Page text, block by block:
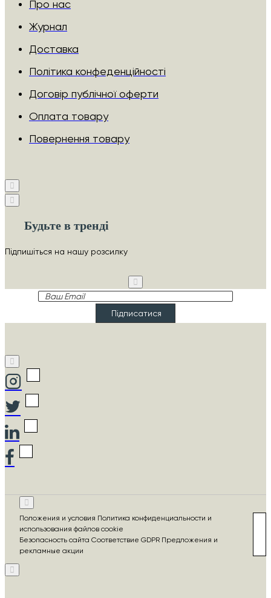
Про нас
Журнал
Доставка
Політика конфеденційності
Договір публічної оферти
Оплата товару
Повернення товару
Будьте в тренді
Підпишіться на нашу розсилку
Ваш
Підписатися
Положения и условия Политика конфиденциальности и
использования файлов cookie
Безопасность сайта Соответствие GDPR Предложения и
рекламные акции